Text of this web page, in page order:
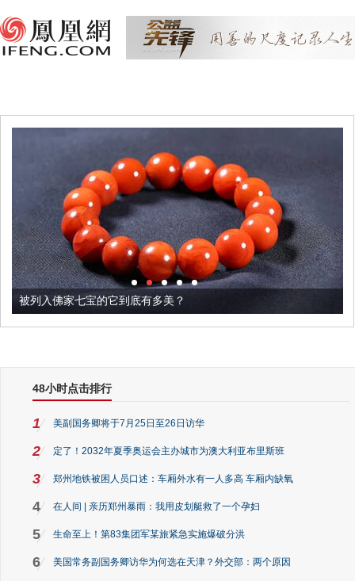
被列入佛家七宝的它到底有多美？
48小时点击排行
1 美副国务卿将于7月25日至26日访华
2 定了！2032年夏季奥运会主办城市为澳大利亚布里斯班
3 郑州地铁被困人员口述：车厢外水有一人多高 车厢内缺氧
4 在人间 | 亲历郑州暴雨：我用皮划艇救了一个孕妇
5 生命至上！第83集团军某旅紧急实施爆破分洪
6 美国常务副国务卿访华为何选在天津？外交部：两个原因